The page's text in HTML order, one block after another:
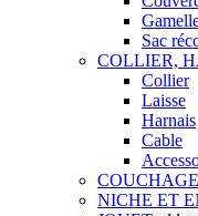
Sac
COLLIER,
Collier
Laisse
Harnais
Cable
COUCHAGE
NICHE ET